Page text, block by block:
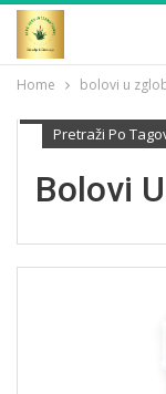
Home bolovi u
Pretraži Po
Bolovi